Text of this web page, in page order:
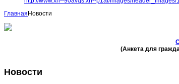
Главная Новости
(Анкета для
Новости